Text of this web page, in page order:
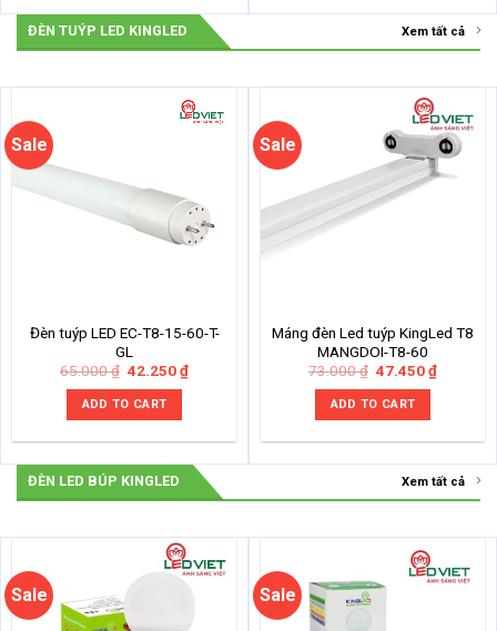
ĐÈN TUÝP LED KINGLED Xem tất cả
Sale
Đèn tuýp LED EC-T8-15-60-T-
GL
65.000₫ Original
was:
65.000 ₫.
42.250₫Current
ADD TO CART
Sale
Máng đèn Led tuýp KingLed T8
MANGDOI-T8-60
73.000₫ Original
was:
73.000 ₫.
47.450₫Current
ADD TO CART
ĐÈN LED BÚP KINGLED Xem tất cả
Sale Sale